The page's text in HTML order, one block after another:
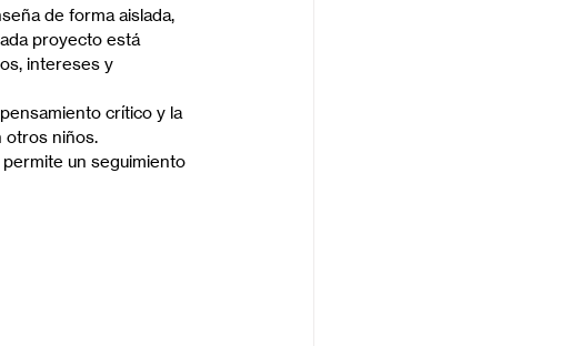
de forma aislada,
proyecto está
intereses y
crítico y la
otros niños.
un seguimiento